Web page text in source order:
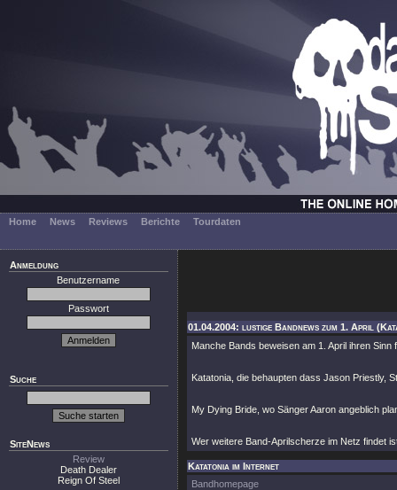
Home News Reviews Berichte Tourdaten
Anmeldung
Benutzername
Passwort
Suche
SiteNews
Review
Death Dealer
Reign Of Steel
01.04.2004: lustige Bandnews zum 1. April
Manche Bands beweisen am 1. April ihren
Katatonia, die behaupten dass Jason Priestly,
My Dying Bride, wo Sänger Aaron angeblich
Wer weitere Band-Aprilscherze im Netz findet
Katatonia im Internet
Bandhomepage